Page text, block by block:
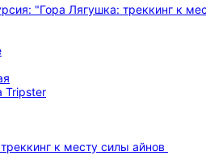
к месту силы айнов